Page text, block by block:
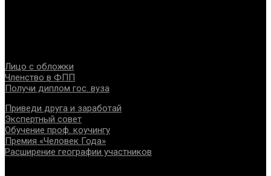
Лицо с обложки
Членство в ФПП
Получи диплом гос. вуза
Приведи друга и заработай
Экспертный совет
Обучение проф. коучингу
Премия «Человек Года»
Расширение географии участников